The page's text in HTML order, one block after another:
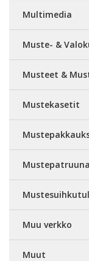
Multimedia
Muste- &
Musteet &
Mustekasetit
Muu verkko
Muut